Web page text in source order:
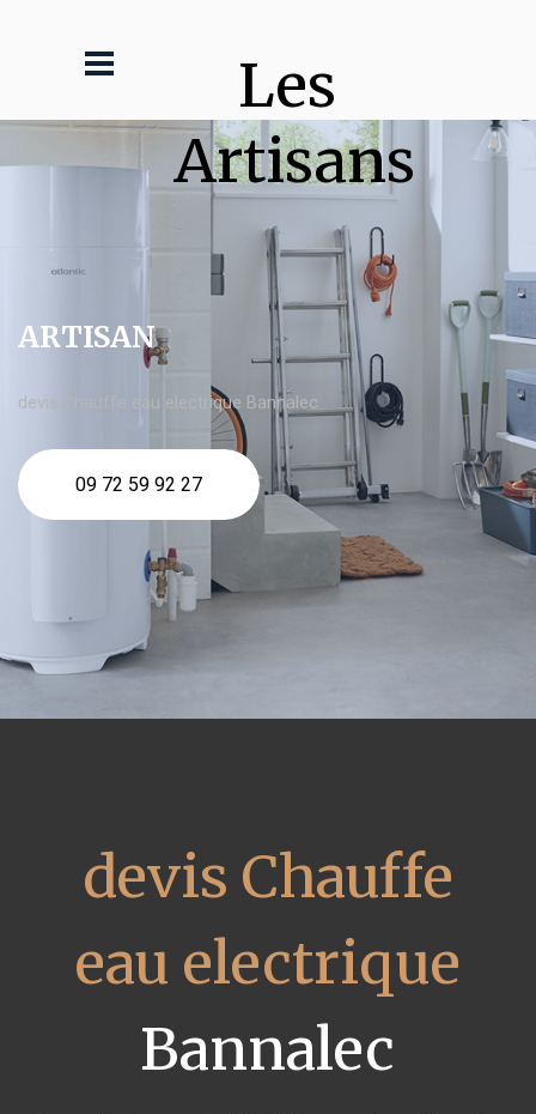
Les
Artisans
ARTISAN
devis Chauffe eau electrique Bannalec
09 72 59 92 27
devis Chauffe
eau electrique
Bannalec